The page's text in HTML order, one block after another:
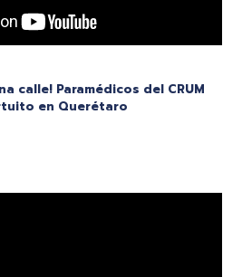
calle! Paramédicos del CRUM
en Querétaro